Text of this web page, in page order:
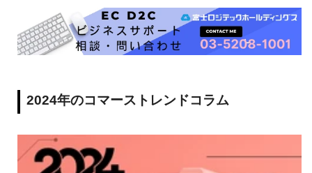
2024年のコマーストレンドコラム